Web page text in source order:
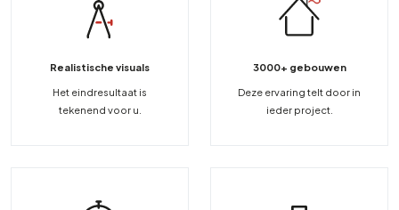
Realistische visuals
Het eindresultaat is
tekenend voor u.
3000+ gebouwen
Deze ervaring telt door in
ieder project.